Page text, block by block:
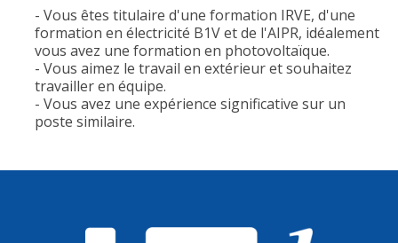
- Vous êtes titulaire d'une formation IRVE, d'une
formation en électricité B1V et de l'AIPR, idéalement
vous avez une formation en photovoltaïque.
- Vous aimez le travail en extérieur et souhaitez
travailler en équipe.
- Vous avez une expérience significative sur un
poste similaire.